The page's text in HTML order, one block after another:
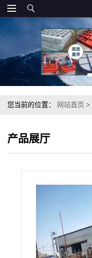
您当前的位置： 网站首页 >
产品展厅